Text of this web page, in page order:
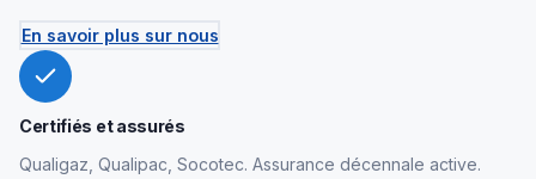
En savoir plus sur nous
Certifiés et assurés
Qualigaz, Qualipac, Socotec. Assurance décennale active.